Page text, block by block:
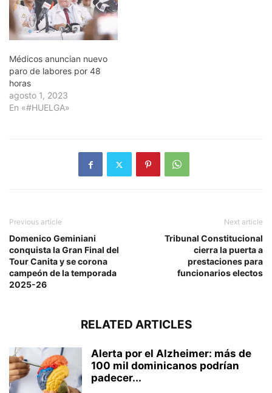
Médicos anuncian nuevo
paro de labores por 48
horas
agosto 1, 2023
En «#HUELGA»
Previous article
Domenico Geminiani
conquista la Gran Final del
Tour Canita y se corona
campeón de la temporada
2025-26
Next article
Tribunal Constitucional
cierra la puerta a
prestaciones para
funcionarios electos
RELATED ARTICLES
Alerta por el Alzheimer: más de
100 mil dominicanos podrían
padecer...